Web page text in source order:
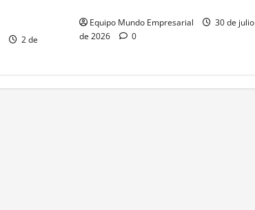
2 de
Equipo Mundo Empresarial
30 de julio
de 2026
0